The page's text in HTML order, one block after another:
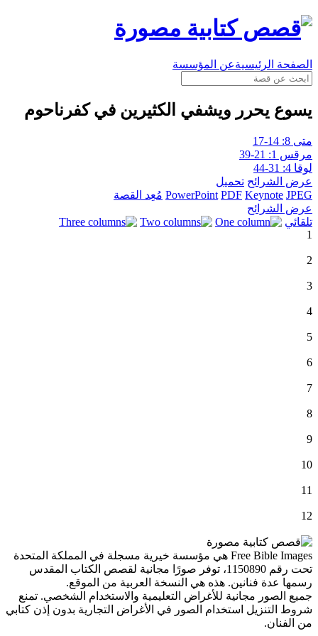
الصفحة الرئيسيةعن المؤسسة
يسوع يحرر ويشفي الكثيرين في كفرناحوم
متى 8: 14-17
مرقس 1: 21-39
لوقا 4: 31-44
عرض الشرائح تحميل
PowerPoint PDF Keynote JPEG
مُعِد القصة
عرض الشرائح
تلقائي
1
2
3
4
5
6
7
8
9
10
11
12
Free Bible Images هي مؤسسة خيرية مسجلة في المملكة المتحدة
تحت رقم 1150890، توفر صورًا مجانية لقصص الكتاب المقدس
رسمها عدة فنانين. هذه هي النسخة العربية من الموقع.
جميع الصور مجانية للأغراض التعليمية والاستخدام الشخصي. تمنع
شروط التنزيل استخدام الصور في الأغراض التجارية بدون إذن كتابي
من الفنان.